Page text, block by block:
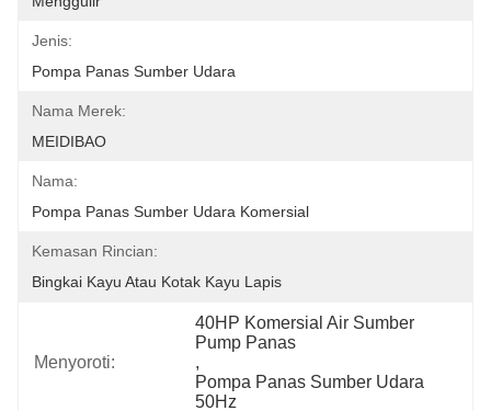
Jenis:
Pompa Panas Sumber Udara
Nama Merek:
MEIDIBAO
Nama:
Pompa Panas Sumber Udara Komersial
Kemasan Rincian:
Bingkai Kayu Atau Kotak Kayu Lapis
Menyoroti:
40HP Komersial Air Sumber
Pump Panas
,
Pompa Panas Sumber Udara
50Hz